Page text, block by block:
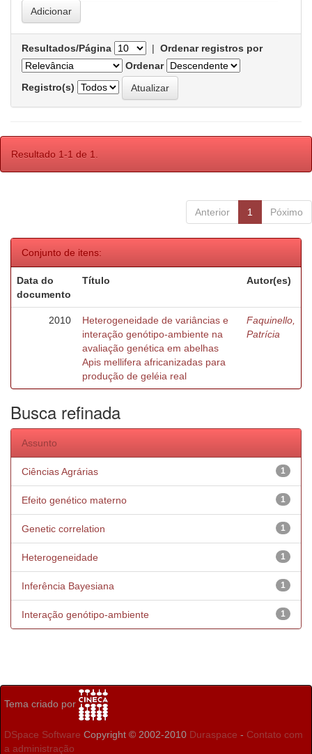
Resultados/Página | Ordenar registros por
Ordenar
Registro(s)
Resultado 1-1 de 1.
Anterior 1 Póximo
Conjunto de itens:
Data do
documento
Título Autor(es)
2010
Heterogeneidade de variâncias e
interação genótipo-ambiente na
avaliação genética em abelhas
Apis mellifera africanizadas para
produção de geléia real
Faquinello,
Patrícia
Busca refinada
Assunto
1
Ciências Agrárias
1
Efeito genético materno
1
Genetic correlation
1
Heterogeneidade
1
Inferência Bayesiana
1
Interação genótipo-ambiente
Tema criado por
DSpace Software Copyright © 2002-2010 Duraspace - Contato com
a administração